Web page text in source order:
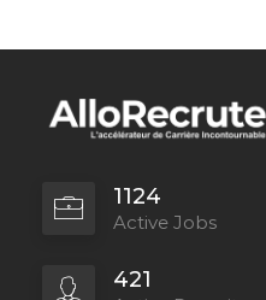
1124
Active Jobs
421